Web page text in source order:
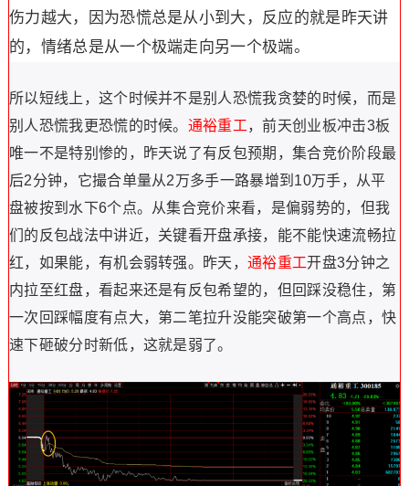
伤力越大，因为恐慌总是从小到大，反应的就是昨天讲
的， 情绪总是从一个极端走向另一个极端。
所以短线上，这个时候并不是别人恐慌我贪婪的时候，而是
别人恐慌我更恐慌的时候。 通裕重工，前天创业板冲击3板
唯一不是特别惨的，昨天说了有反包预期，集合竞价阶段最
后2分钟，它撮合单量从2万多手一路暴增到10万手，从平
盘被按到水下6个点。从集合竞价来看，是偏弱势的，但我
们的反包战法中讲近，关键看开盘承接，能不能快速流畅拉
红，如果能，有机会弱转强。昨天，通裕重工开盘3分钟之
内拉至红盘，看起来还是有反包希望的，但回踩没稳住，第
一次回踩幅度有点大，第二笔拉升没能突破第一个高点，快
速下砸破分时新低，这就是弱了。